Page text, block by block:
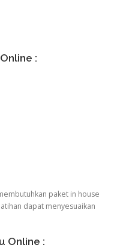
:
paket in house
dapat menyesuaikan
Online :